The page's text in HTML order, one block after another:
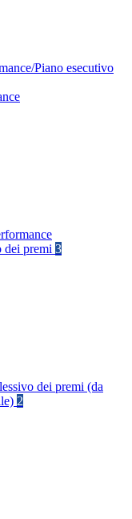
Piano esecutivo
dei premi 3
dei premi (da
2